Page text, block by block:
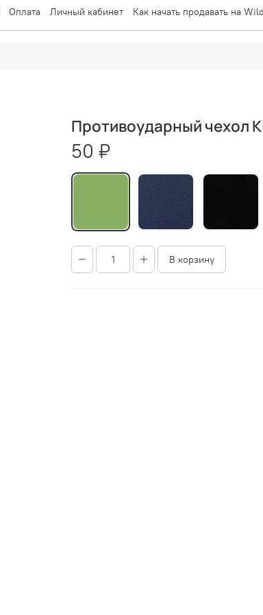
Оплата Личный кабинет Как начать продавать на
Противоударный чехол
50 ₽
В корзину